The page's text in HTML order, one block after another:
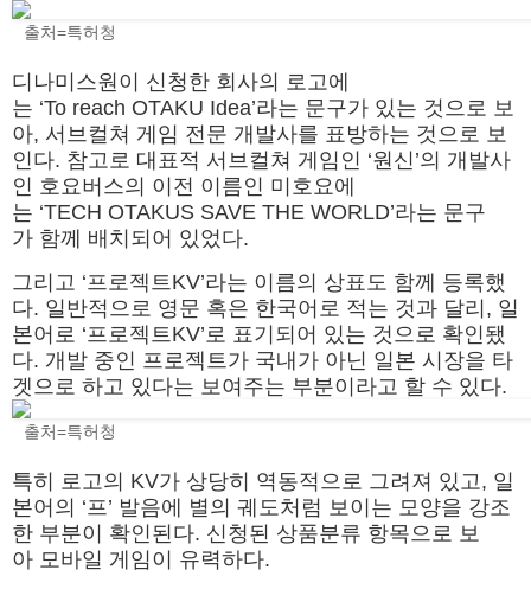
출처=특허청
디나미스원이 신청한 회사의 로고에
는 ‘To reach OTAKU Idea’라는 문구가 있는 것으로 보
아, 서브컬쳐 게임 전문 개발사를 표방하는 것으로 보
인다. 참고로 대표적 서브컬쳐 게임인 ‘원신’의 개발사
인 호요버스의 이전 이름인 미호요에
는 ‘TECH OTAKUS SAVE THE WORLD’라는 문구
가 함께 배치되어 있었다.
그리고 ‘프로젝트KV’라는 이름의 상표도 함께 등록했
다. 일반적으로 영문 혹은 한국어로 적는 것과 달리, 일
본어로 ‘프로젝트KV’로 표기되어 있는 것으로 확인됐
다. 개발 중인 프로젝트가 국내가 아닌 일본 시장을 타
겟으로 하고 있다는 보여주는 부분이라고 할 수 있다.
출처=특허청
특히 로고의 KV가 상당히 역동적으로 그려져 있고, 일
본어의 ‘프’ 발음에 별의 궤도처럼 보이는 모양을 강조
한 부분이 확인된다. 신청된 상품분류 항목으로 보
아 모바일 게임이 유력하다.